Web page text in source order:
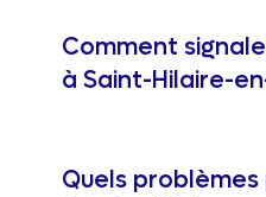
Comment
à Saint-Hilaire-
Quels problèmes